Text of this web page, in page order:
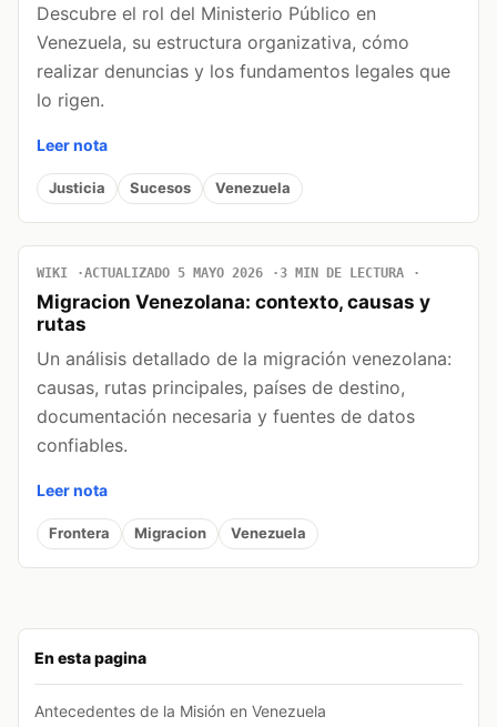
En esta pagina
Antecedentes de la Misión en Venezuela
Descubre el rol del Ministerio Público en
Venezuela, su estructura organizativa, cómo
realizar denuncias y los fundamentos legales que
lo rigen.
Leer nota
Justicia Sucesos Venezuela
WIKI ACTUALIZADO 5 MAYO 2026 3 MIN DE LECTURA
Migracion Venezolana: contexto, causas y
rutas
Un análisis detallado de la migración venezolana:
causas, rutas principales, países de destino,
documentación necesaria y fuentes de datos
confiables.
Leer nota
Frontera Migracion Venezuela